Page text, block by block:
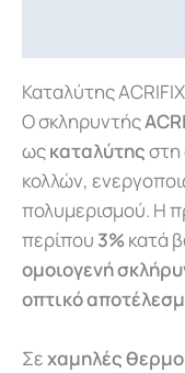
Καταλύτης
Ο σκληρυντής
ωςκαταλύτηςστη
κολλών,
πολυμερισμού. Η
περίπου 3%κατά
ομοιογενή
οπτικό
Σεχαμηλές